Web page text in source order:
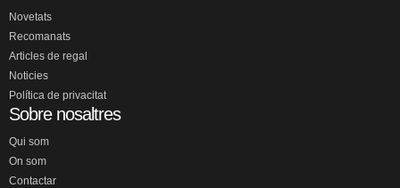
Novetats
Recomanats
Articles de regal
Noticies
Política de privacitat
Sobre nosaltres
Qui som
On som
Contactar